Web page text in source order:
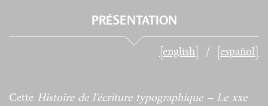
PRÉSENTATION
[english] [español]
Cette Histoire de l'écriture typographique – Le xxe